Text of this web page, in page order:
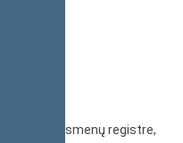
Juridinių asmenų registre,